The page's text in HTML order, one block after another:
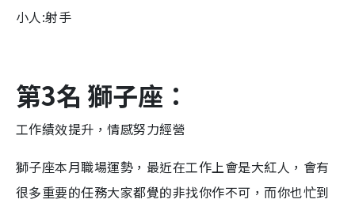
小人:射手
第3名 獅子座：
工作績效提升，情感努力經營
獅子座本月職場運勢，最近在工作上會是大紅人，會有
很多重要的任務大家都覺的非找你作不可，而你也忙到